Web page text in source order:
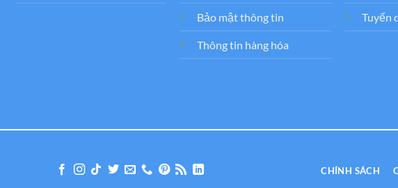
Bảo mật thông tin
Thông tin hàng hóa
Tuyển
CHÍNH SÁCH